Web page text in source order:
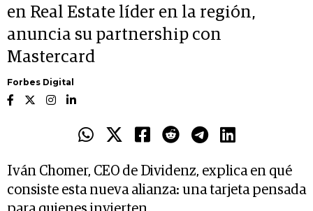
en Real Estate líder en la región,
anuncia su partnership con
Mastercard
Forbes Digital
Iván Chomer, CEO de Dividenz, explica en qué
consiste esta nueva alianza: una tarjeta pensada